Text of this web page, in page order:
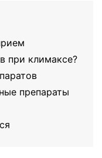
при климаксе?
препараты